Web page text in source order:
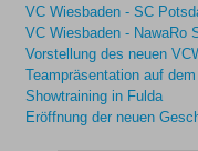
VC Wiesbaden - SC
VC Wiesbaden - NawaRo
Vorstellung des neuen
Teampräsentation auf
Showtraining in Fulda
Eröffnung der neuen